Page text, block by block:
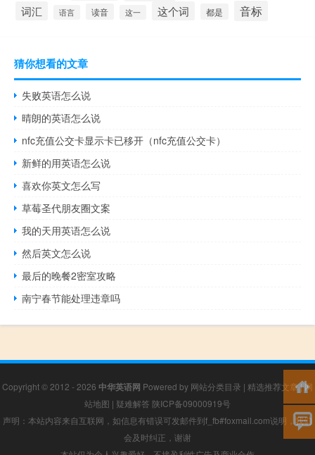
词汇 语言 读音 这一 这个词 都是 音标
猜你想看的文章
失败英语怎么说
晴朗的英语怎么说
nfc充值公交卡显示卡已移开（nfc充值公交卡）
新鲜的用英语怎么说
喜欢你英文怎么写
草莓圣代朋友圈文案
我的天用英语怎么说
然后英文怎么说
最后的晚餐2密室攻略
南宁春节能处理违章吗
Copyright © 2012 - 2026 中华英语网 Powered by 网站分类目录 | 精选推荐文章|网
站地图 | 疑难解答 陕ICP备09000919号
声明：本站内容来自互联网，如信息有错误可发邮件到f_fb#foxmail.com说明，我们
会及时纠正，谢谢